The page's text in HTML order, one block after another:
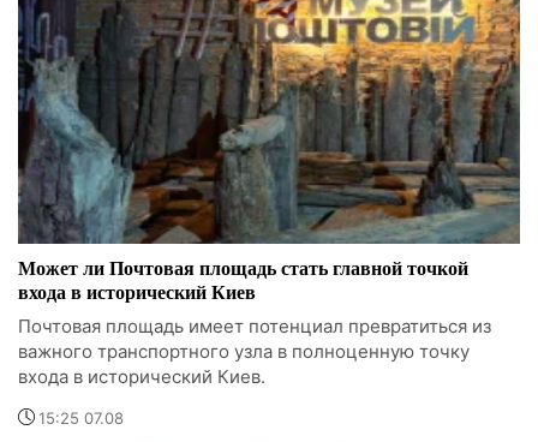
Может ли Почтовая площадь стать главной точкой
входа в исторический Киев
Почтовая площадь имеет потенциал превратиться из
важного транспортного узла в полноценную точку
входа в исторический Киев.
15:25 07.08